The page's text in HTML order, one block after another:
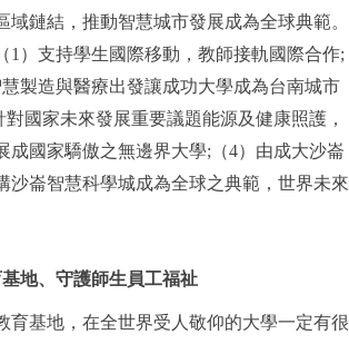
域鏈結，推動智慧城市發展成為全球典範。
1）支持學生國際移動，教師接軌國際合作;
慧製造與醫療出發讓成功大學成為台南城市
國家未來發展重要議題能源及健康照護，
成國家驕傲之無邊界大學;（4）由成大沙崙
沙崙智慧科學城成為全球之典範，世界未來
地、守護師生員工福祉
育基地，在全世界受人敬仰的大學一定有很